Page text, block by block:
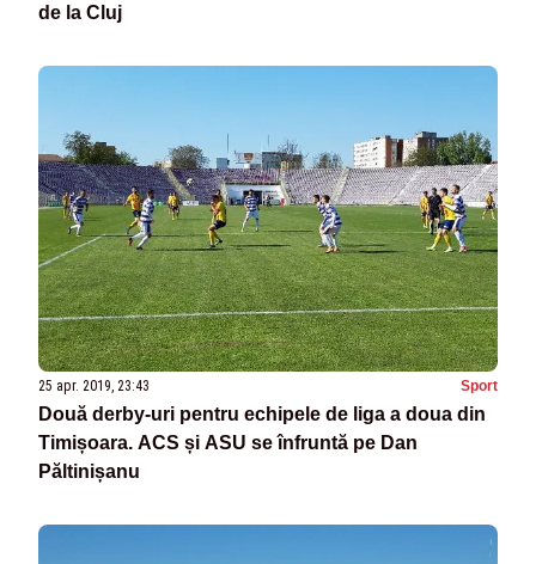
de la Cluj
25 apr. 2019, 23:43 Sport
Două derby-uri pentru echipele de liga a doua din
Timișoara. ACS și ASU se înfruntă pe Dan
Păltinișanu